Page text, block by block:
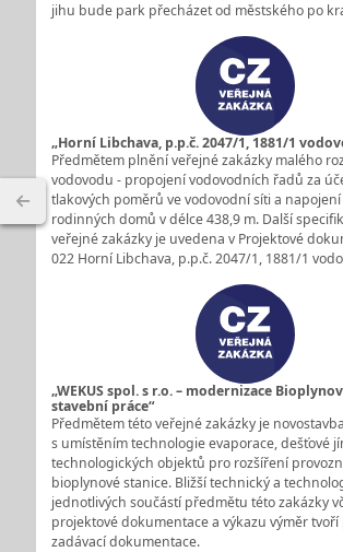
jihu bude park přecházet od městského po
„Horní Libchava, p.p.č. 2047/1, 1881/1
Předmětem plnění veřejné zakázky malého
vodovodu - propojení vodovodních řadů za
tlakových poměrů ve vodovodní síti a
rodinných domů v délce 438,9 m. Další
veřejné zakázky je uvedena v Projektové
022 Horní Libchava, p.p.č. 2047/1, 1881/1
„WEKUS spol. s r.o. – modernizace
stavební práce“
Předmětem této veřejné zakázky je
s umístěním technologie evaporace, dešťové
technologických objektů pro rozšíření
bioplynové stanice. Bližší technický a
jednotlivých součástí předmětu této zakázky
projektové dokumentace a výkazu výměr
zadávací dokumentace.